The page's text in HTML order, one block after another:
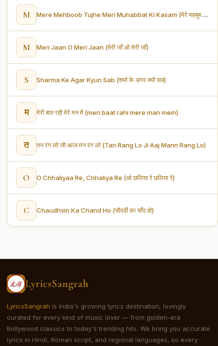
M Mere Mehboob Tujhe Meri Muhabbat Ki Kasam (मेरे महबूब तुझे, मेरी मुहब्बत की क़सम)
M Meri Jaan O Meri Jaan (मेरी जाँ ओ मेरी जाँ)
S Sharma Ke Agar Kyun Sab (शर्मा के अगर क्यों सब)
म मेरी बात रही मेरे मन में (meri baat rahi mere man mein)
त तन रंग लो जी आज मन रंग लो (Tan Rang Lo Ji Aaj Mann Rang Lo)
O O Chhaliyaa Re, Chhaliya Re (ओ छलिया रे छलिया रे)
C Chaudhvin Ka Chand Ho (चौदवीं का चाँद हो)
LyricsSangrah
LyricsSangrah is India's growing lyrics destination, lovingly
curated for every kind of music lover — from golden-era
Bollywood classics to today's trending hits. We bring you accurate
lyrics in Hindi, Roman script, and regional languages, so every